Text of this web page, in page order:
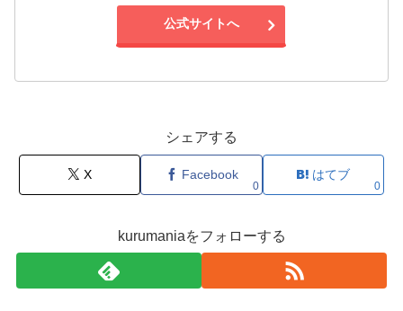
公式サイトへ
シェアする
X Facebook
0
はてブ
0
kurumaniaをフォローする